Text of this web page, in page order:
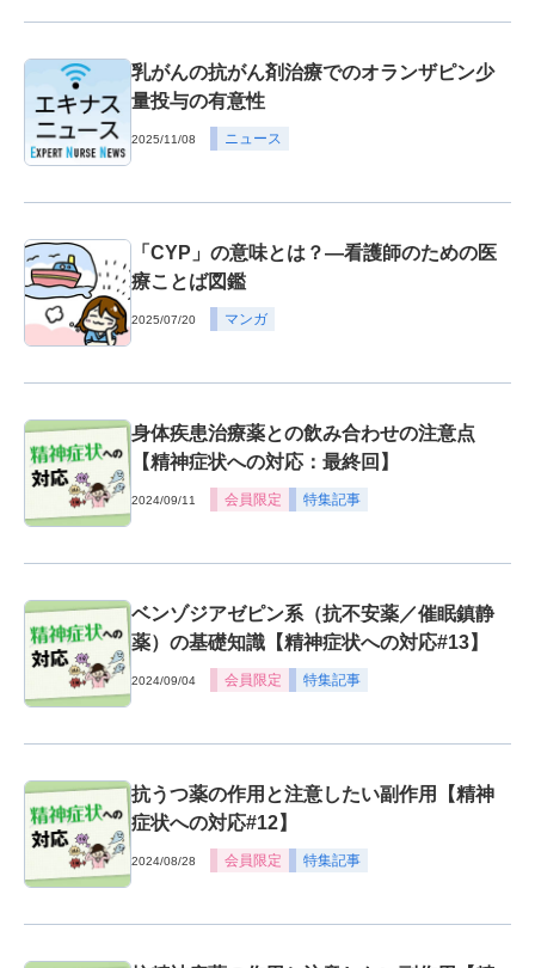
乳がんの抗がん剤治療でのオランザピン少
量投与の有意性
2025/11/08 ニュース
「CYP」の意味とは？―看護師のための医
療ことば図鑑
2025/07/20 マンガ
身体疾患治療薬との飲み合わせの注意点
【精神症状への対応：最終回】
2024/09/11 会員限定 特集記事
ベンゾジアゼピン系（抗不安薬／催眠鎮静
薬）の基礎知識【精神症状への対応#13】
2024/09/04 会員限定 特集記事
抗うつ薬の作用と注意したい副作用【精神
症状への対応#12】
2024/08/28 会員限定 特集記事